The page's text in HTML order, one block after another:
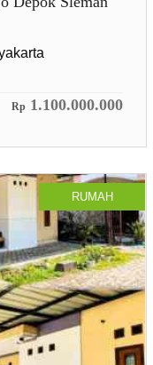
Rp 1.100.000.000
RUMAH